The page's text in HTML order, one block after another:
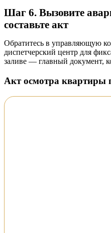
Шаг 6. Вызовите
составьте акт
Обратитесь в управляющую
диспетчерский центр для
заливе — главный документ,
Акт осмотра квартиры